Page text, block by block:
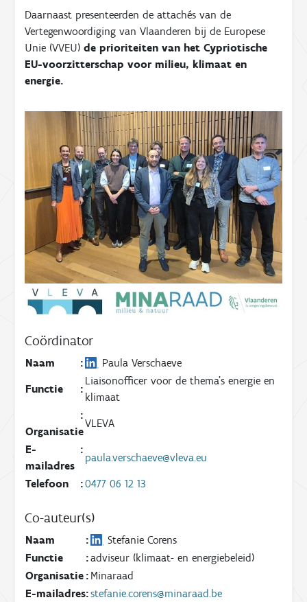
Daarnaast presenteerden de attachés van de
Vertegenwoordiging van Vlaanderen bij de Europese
Unie (VVEU) de prioriteiten van het Cypriotische
EU-voorzitterschap voor milieu, klimaat en
energie.
Coördinator
:
Naam
Paula Verschaeve
:
Functie
Liaisonofficer voor de thema’s energie en
klimaat
:
Organisatie
VLEVA
:
E-
mailadres
paula.verschaeve@vleva.eu
:
Telefoon 0477 06 12 13
Co-auteur(s)
:
Naam
Stefanie Corens
:
Functie
adviseur (klimaat- en energiebeleid)
:
Organisatie Minaraad
:
E-mailadres stefanie.corens@minaraad.be